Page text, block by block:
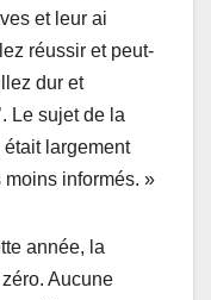
et leur ai
réussir et peut-
dur et
Le sujet de la
largement
informés. »
année, la
Aucune